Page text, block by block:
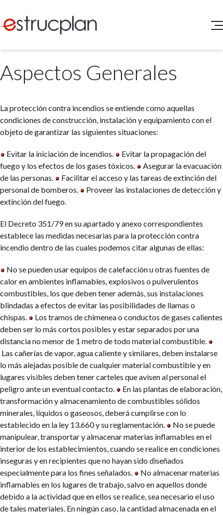
SERVICIOS
Higiene y Seguridad
Medio Ambiente
Legislación
NOVEDADES
Buscador de Legislación
Matriz Premium
Matriz Profesional
ELEG
Aspectos Generales
La protección contra incendios se entiende como aquellas
condiciones de construcción, instalación y equipamiento con el
objeto de garantizar las siguientes situaciones:
Evitar la iniciación de incendios.
Evitar la propagación del
fuego y los efectos de los gases tóxicos.
Asegurar la evacuación
de las personas.
Facilitar el acceso y las tareas de extinción del
personal de bomberos.
Proveer las instalaciones de detección y
extinción del fuego.
El Decreto 351/79 en su apartado y anexo correspondientes
establece las medidas necesarias para la protección contra
incendio dentro de las cuales podemos citar algunas de ellas:
No se pueden usar equipos de calefacción u otras fuentes de
calor en ambientes inflamables, explosivos o pulverulentos
combustibles, los que deben tener además, sus instalaciones
blindadas a efectos de evitar las posibilidades de llamas o
chispas.
Los tramos de chimenea o conductos de gases calientes
deben ser lo más cortos posibles y estar separados por una
distancia no menor de 1 metro de todo material combustible.
Las cañerías de vapor, agua caliente y similares, deben instalarse
lo más alejadas posible de cualquier material combustible y en
lugares visibles deben tener carteles que avisen al personal el
peligro ante un eventual contacto.
En las plantas de elaboración,
transformación y almacenamiento de combustibles sólidos
minerales, líquidos o gaseosos, deberá cumplirse con lo
establecido en la ley 13.660 y su reglamentación.
No se puede
manipulear, transportar y almacenar materias inflamables en el
interior de los establecimientos, cuando se realice en condiciones
inseguras y en recipientes que no hayan sido diseñados
especialmente para los fines señalados.
No almacenar materias
inflamables en los lugares de trabajo, salvo en aquellos donde
debido a la actividad que en ellos se realice, sea necesario el uso
de tales materiales. En ningún caso, la cantidad almacenada en el